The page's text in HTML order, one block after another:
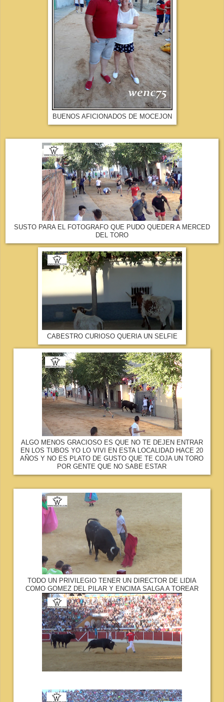
BUENOS AFICIONADOS DE MOCEJON
SUSTO PARA EL FOTOGRAFO QUE PUDO QUEDER A MERCED
DEL TORO
CABESTRO CURIOSO QUERIA UN SELFIE
ALGO MENOS GRACIOSO ES QUE NO TE DEJEN ENTRAR
EN LOS TUBOS YO LO VIVI EN ESTA LOCALIDAD HACE 20
AÑOS Y NO ES PLATO DE GUSTO QUE TE COJA UN TORO
POR GENTE QUE NO SABE ESTAR
TODO UN PRIVILEGIO TENER UN DIRECTOR DE LIDIA
COMO GOMEZ DEL PILAR Y ENCIMA SALGA A TOREAR